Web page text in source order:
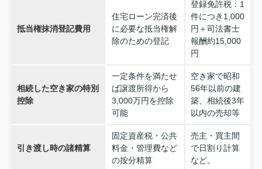
抵当権抹消登記費用
住宅ローン完済後
に必要な抵当権解
除のための登記
登録免許税：1
件につき1,000
円＋司法書士
報酬約15,000
円
相続した空き家の特別
控除
一定条件を満たせ
ば譲渡所得から
3,000万円を控除
可能
空き家で昭和
56年以前の建
築、相続後3年
以内の売却等
引き渡し時の諸精算
固定資産税・公共
料金・管理費など
の按分精算
売主・買主間
で日割り計算
など。